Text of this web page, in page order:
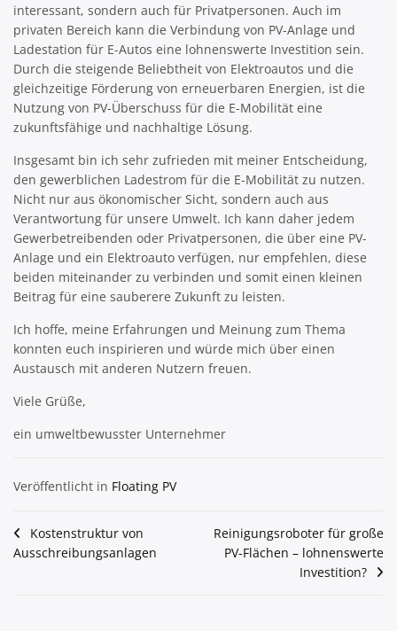
interessant, sondern auch für Privatpersonen. Auch im
privaten Bereich kann die Verbindung von PV-Anlage und
Ladestation für E-Autos eine lohnenswerte Investition sein.
Durch die steigende Beliebtheit von Elektroautos und die
gleichzeitige Förderung von erneuerbaren Energien, ist die
Nutzung von PV-Überschuss für die E-Mobilität eine
zukunftsfähige und nachhaltige Lösung.
Insgesamt bin ich sehr zufrieden mit meiner Entscheidung,
den gewerblichen Ladestrom für die E-Mobilität zu nutzen.
Nicht nur aus ökonomischer Sicht, sondern auch aus
Verantwortung für unsere Umwelt. Ich kann daher jedem
Gewerbetreibenden oder Privatpersonen, die über eine PV-
Anlage und ein Elektroauto verfügen, nur empfehlen, diese
beiden miteinander zu verbinden und somit einen kleinen
Beitrag für eine sauberere Zukunft zu leisten.
Ich hoffe, meine Erfahrungen und Meinung zum Thema
konnten euch inspirieren und würde mich über einen
Austausch mit anderen Nutzern freuen.
Viele Grüße,
ein umweltbewusster Unternehmer
Veröffentlicht in Floating PV
Beitragsnavigation
Kostenstruktur von
Ausschreibungsanlagen
Reinigungsroboter für große
PV-Flächen – lohnenswerte
Investition?